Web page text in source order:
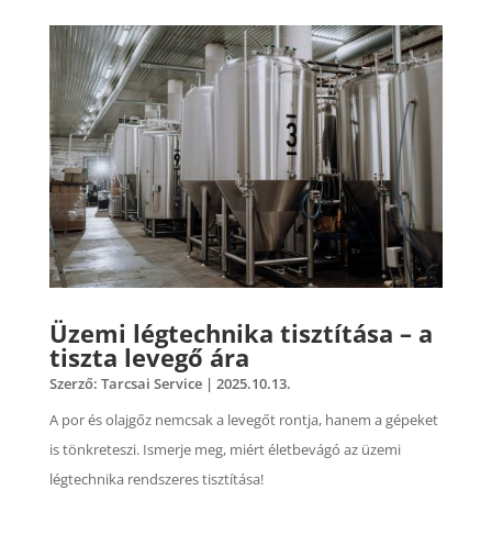
Üzemi légtechnika tisztítása – a
tiszta levegő ára
Szerző: Tarcsai Service| 2025.10.13.
A por és olajgőz nemcsak a levegőt rontja, hanem a gépeket
is tönkreteszi. Ismerje meg, miért életbevágó az üzemi
légtechnika rendszeres tisztítása!